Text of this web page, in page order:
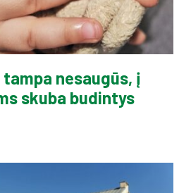
nesaugūs, į
skuba budintys